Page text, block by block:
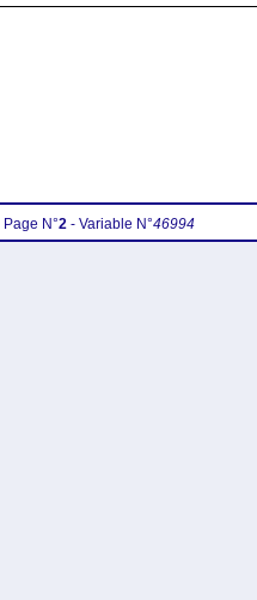
Page N°2 - Variable N°46994